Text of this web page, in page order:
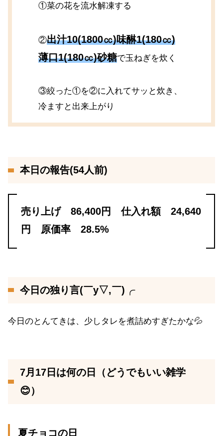
①菜の花を流水解凍する
②出汁10(1800㏄)味醂1(180㏄)
薄口1(180㏄)砂糖で玉ねぎを炊く
③絞った①を②に入れてサッと炊き、
冷ますと出来上がり
本日の報告(54人前)
売り上げ 86,400円 仕入れ額 24,640
円 原価率 28.5%
今日の独り言(￣y▽,￣)╭
今日のとんてきは、少しタレを煮詰めすぎたかな💦
7月17日は何の日（どうでもいい雑学
😊）
夏チョコの日